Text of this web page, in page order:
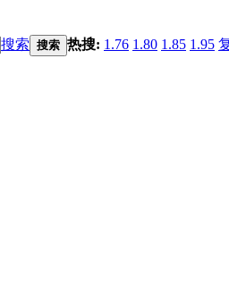
搜索 搜索 热搜: 1.76 1.80 1.85 1.95